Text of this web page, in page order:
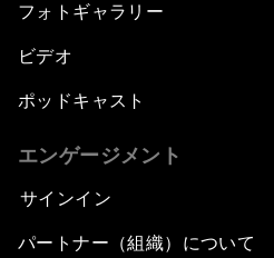
フォトギャラリー
ビデオ
ポッドキャスト
エンゲージメント
サインイン
パートナー（組織）について